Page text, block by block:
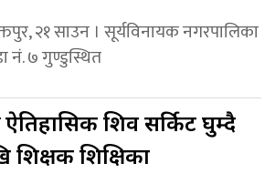
२१ साउन । सूर्यविनायक नगरपालिका
नं. ७ गुण्डुस्थित
ऐतिहासिक शिव सर्किट घुम्दै
शिक्षक शिक्षिका